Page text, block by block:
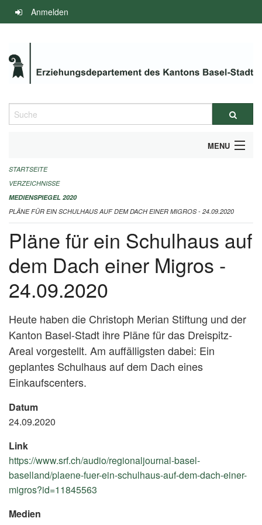
Navigation
überspringen
Anmelden
Suche
MENU
INFOS ZUM ED-MEDIENSPIEGEL
IMPRESSUM
STARTSEITE
VERZEICHNISSE
MEDIENSPIEGEL 2020
PLÄNE FÜR EIN SCHULHAUS AUF DEM DACH EINER MIGROS - 24.09.2020
Pläne für ein Schulhaus auf
dem Dach einer Migros -
24.09.2020
Heute haben die Christoph Merian Stiftung und der
Kanton Basel-Stadt ihre Pläne für das Dreispitz-
Areal vorgestellt. Am auffälligsten dabei: Ein
geplantes Schulhaus auf dem Dach eines
Einkaufscenters.
Datum
24.09.2020
Link
https://www.srf.ch/audio/regionaljournal-basel-
baselland/plaene-fuer-ein-schulhaus-auf-dem-dach-einer-
migros?id=11845563
Medien